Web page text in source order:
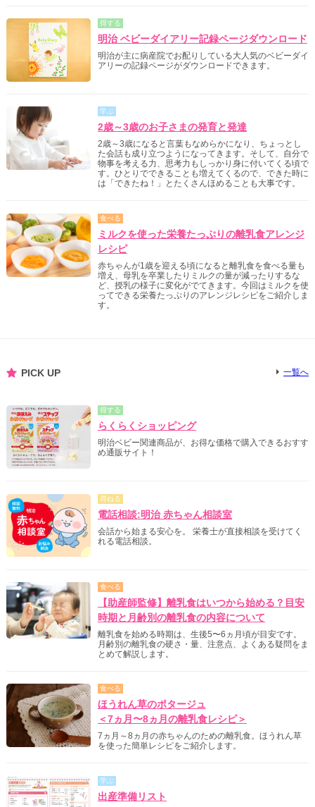
得する
明治 ベビーダイアリー記録ページダウンロード
明治が主に病産院でお配りしている大人気のベビーダイ
アリーの記録ページがダウンロードできます。
学ぶ
2歳～3歳のお子さまの発育と発達
2歳～3歳になると言葉もなめらかになり、ちょっとし
た会話も成り立つようになってきます。そして、自分で
物事を考える力、思考力もしっかり身に付いてくる頃で
す。ひとりでできることも増えてくるので、できた時に
は「できたね！」とたくさんほめることも大事です。
食べる
ミルクを使った栄養たっぷりの離乳食アレンジ
レシピ
赤ちゃんが1歳を迎える頃になると離乳食を食べる量も
増え、母乳を卒業したりミルクの量が減ったりするな
ど、授乳の様子に変化がでてきます。今回はミルクを使
ってできる栄養たっぷりのアレンジレシピをご紹介しま
す。
PICK UP 一覧へ
得する
らくらくショッピング
明治ベビー関連商品が、お得な価格で購入できるおすす
め通販サイト！
尋ねる
電話相談:明治 赤ちゃん相談室
会話から始まる安心を。 栄養士が直接相談を受けてく
れる電話相談。
食べる
【助産師監修】離乳食はいつから始める？目安
時期と月齢別の離乳食の内容について
離乳食を始める時期は、生後5〜6ヵ月頃が目安です。
月齢別の離乳食の硬さ・量、注意点、よくある疑問をま
とめて解説します。
食べる
ほうれん草のポタージュ
＜7ヵ月〜8ヵ月の離乳食レシピ＞
7ヵ月～8ヵ月の赤ちゃんのための離乳食。ほうれん草
を使った簡単レシピをご紹介します。
学ぶ
出産準備リスト